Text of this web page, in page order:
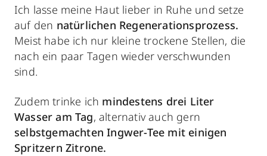
Ich lasse meine Haut lieber in Ruhe und setze
auf den natürlichen Regenerationsprozess.
Meist habe ich nur kleine trockene Stellen, die
nach ein paar Tagen wieder verschwunden
sind.
Zudem trinke ich mindestens drei Liter
Wasser am Tag, alternativ auch gern
selbstgemachten Ingwer-Tee mit einigen
Spritzern Zitrone.